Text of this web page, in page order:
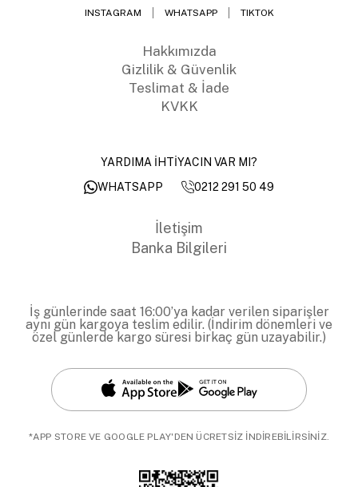
INSTAGRAM WHATSAPP TIKTOK
Hakkımızda
Gizlilik & Güvenlik
Teslimat & İade
KVKK
YARDIMA İHTİYACIN VAR MI?
WHATSAPP
0212 291 50 49
İletişim
Banka Bilgileri
İş günlerinde saat 16:00’ya kadar verilen siparişler
aynı gün kargoya teslim edilir. (İndirim dönemleri ve
özel günlerde kargo süresi birkaç gün uzayabilir.)
*APP STORE VE GOOGLE PLAY'DEN ÜCRETSİZ İNDİREBİLİRSİNİZ.